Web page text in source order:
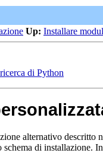
Up: Installare
di Python
alternativo descritto
di installazione.